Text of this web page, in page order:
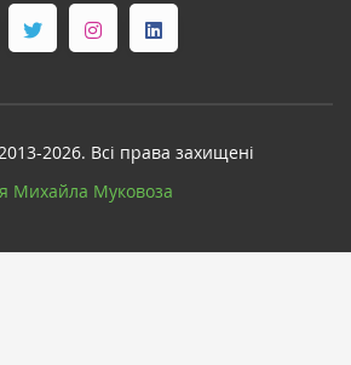
2026. Всі права захищені
Михайла Муковоза